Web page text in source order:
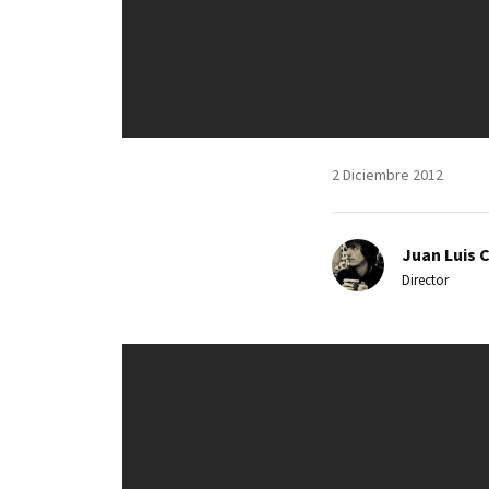
2 Diciembre 2012
Juan Luis
Director